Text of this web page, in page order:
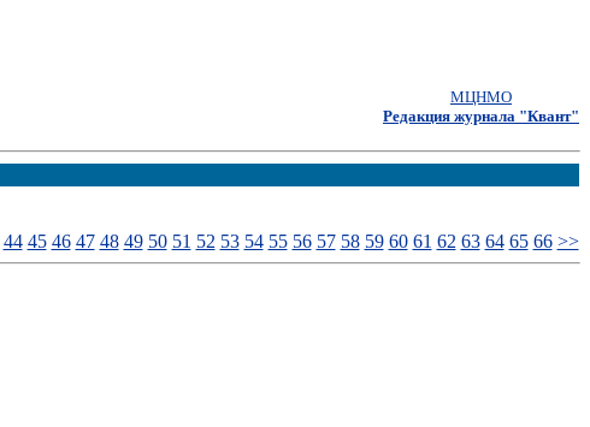
МЦНМО
Редакция журнала "Квант"
44 45 46 47 48 49 50 51 52 53 54 55 56 57 58 59 60 61 62 63 64 65 66 >>